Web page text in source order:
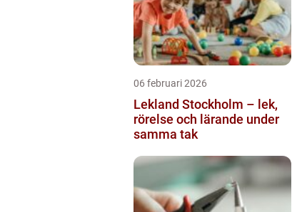
06 februari 2026
Lekland Stockholm – lek,
rörelse och lärande under
samma tak